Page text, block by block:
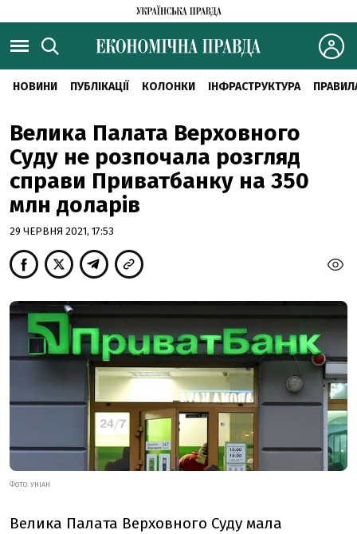
НОВИНИ ПУБЛІКАЦІЇ КОЛОНКИ ІНФРАСТРУКТУРА
Велика Палата Верховного
Суду не розпочала розгляд
справи Приватбанку на 350
млн доларів
29 ЧЕРВНЯ 2021, 17:53
ФОТО: УНІАН
Велика Палата Верховного Суду мала